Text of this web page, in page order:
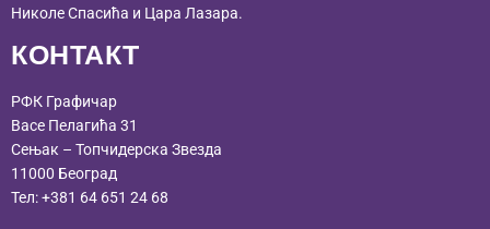
Николе Спасића и Цара Лазара.
КОНТАКТ
РФК Графичар
Васе Пелагића 31
Сењак – Топчидерска Звезда
11000 Београд
Тел:+381 64 651 24 68